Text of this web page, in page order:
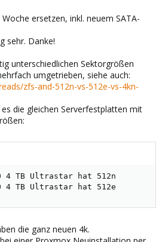
ersetzen, inkl. neuem SATA-
sehr. Danke!
unterschiedlichen Sektorgrößen
umgetrieben, siehe auch:
zfs-and-512n-vs-512e-vs-4kn-
die gleichen Serverfestplatten mit
4 TB Ultrastar hat 512n
4 TB Ultrastar hat 512e
die ganz neuen 4k.